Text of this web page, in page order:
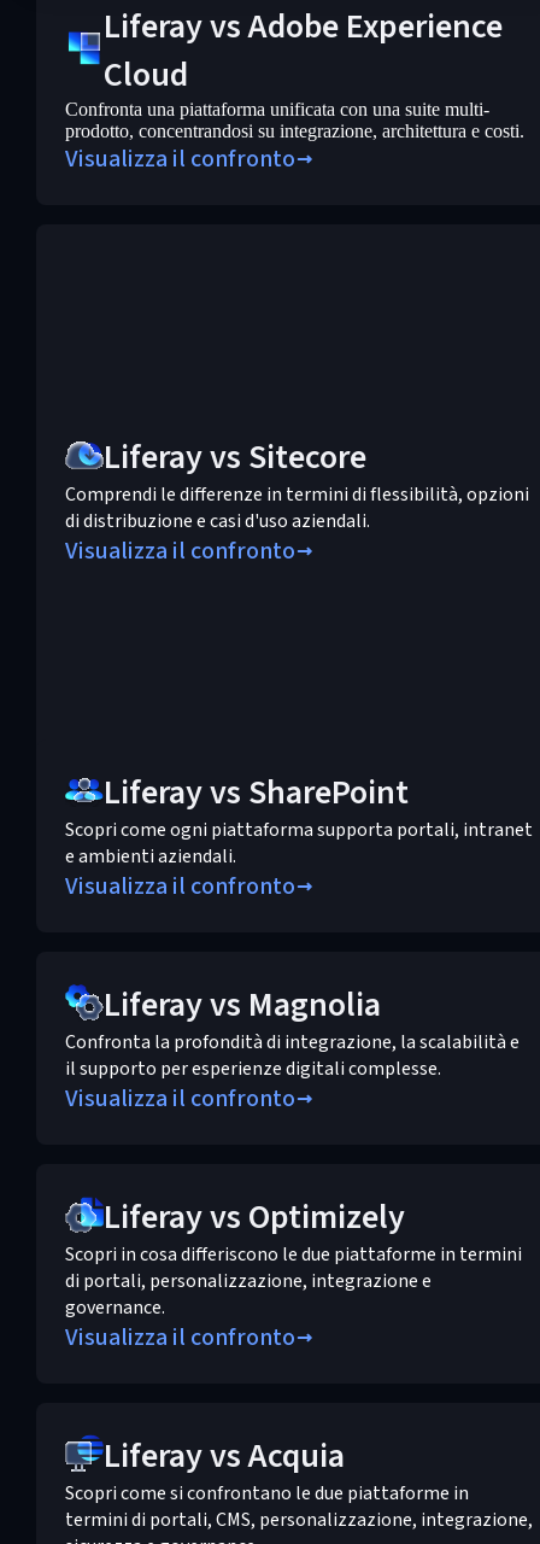
Liferay vs Adobe Experience
Cloud
Confronta una piattaforma unificata con una suite multi-
prodotto, concentrandosi su integrazione, architettura e costi.
Visualizza il confronto
Liferay vs Sitecore
Comprendi le differenze in termini di flessibilità, opzioni
di distribuzione e casi d'uso aziendali.
Visualizza il confronto
Liferay vs SharePoint
Scopri come ogni piattaforma supporta portali, intranet
e ambienti aziendali.
Visualizza il confronto
Liferay vs Magnolia
Confronta la profondità di integrazione, la scalabilità e
il supporto per esperienze digitali complesse.
Visualizza il confronto
Liferay vs Optimizely
Scopri in cosa differiscono le due piattaforme in termini
di portali, personalizzazione, integrazione e
governance.
Visualizza il confronto
Liferay vs Acquia
Scopri come si confrontano le due piattaforme in
termini di portali, CMS, personalizzazione, integrazione,